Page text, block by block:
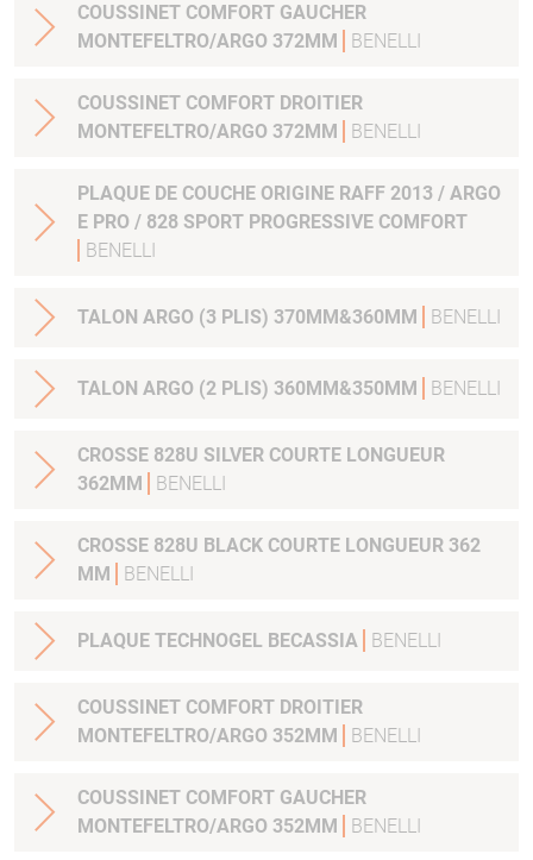
COUSSINET COMFORT GAUCHER
MONTEFELTRO/ARGO 372MM
BENELLI
COUSSINET COMFORT DROITIER
MONTEFELTRO/ARGO 372MM
BENELLI
PLAQUE DE COUCHE ORIGINE RAFF 2013 / ARGO
E PRO / 828 SPORT PROGRESSIVE COMFORT
BENELLI
TALON ARGO (3 PLIS) 370MM&360MM BENELLI
TALON ARGO (2 PLIS) 360MM&350MM BENELLI
CROSSE 828U SILVER COURTE LONGUEUR
362MM
BENELLI
CROSSE 828U BLACK COURTE LONGUEUR 362
MM
BENELLI
PLAQUE TECHNOGEL BECASSIA BENELLI
COUSSINET COMFORT DROITIER
MONTEFELTRO/ARGO 352MM
BENELLI
COUSSINET COMFORT GAUCHER
MONTEFELTRO/ARGO 352MM
BENELLI